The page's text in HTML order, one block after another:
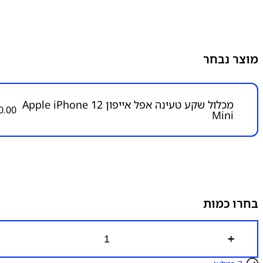
מוצר נבחר
מכלול שקע טעינה אפל אייפון Apple iPhone 12
Mini
בחרו כמות